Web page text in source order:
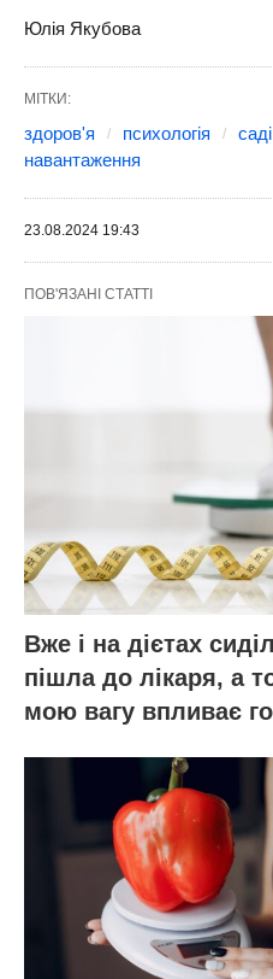
на свіжому повітрі, а
зниження стресу,
загального
рослин та догляд за
покращенню
забезпечує відчуття
садівництва, такі як
та обмін досвідом,
соціальні зв’язки і
З огляду на всі ці
може стати не
частиною вашого
залишатися
повними енергії.
можливо, саме час це
свою подорож і
позитивними
принести у ваше